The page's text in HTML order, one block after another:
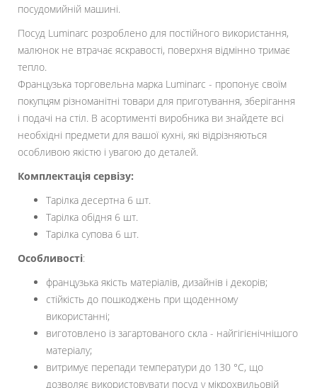
посудомийній машині.
Посуд Luminarc розроблено для постійного використання,
малюнок не втрачає яскравості, поверхня відмінно тримає
тепло.
Французька торговельна марка Luminarc - пропонує своїм
покупцям різноманітні товари для приготування, зберігання
і подачі на стіл. В асортименті виробника ви знайдете всі
необхідні предмети для вашої кухні, які відрізняються
особливою якістю і увагою до деталей.
Комплектація сервізу:
Тарілка десертна 6 шт.
Тарілка обідня 6 шт.
Тарілка супова 6 шт.
Особливості:
французька якість матеріалів, дизайнів і декорів;
стійкість до пошкоджень при щоденному
використанні;
виготовлено із загартованого скла - найгігієнічнішого
матеріалу;
витримує перепади температури до 130 °С, що
дозволяє використовувати посуд у мікрохвильовій